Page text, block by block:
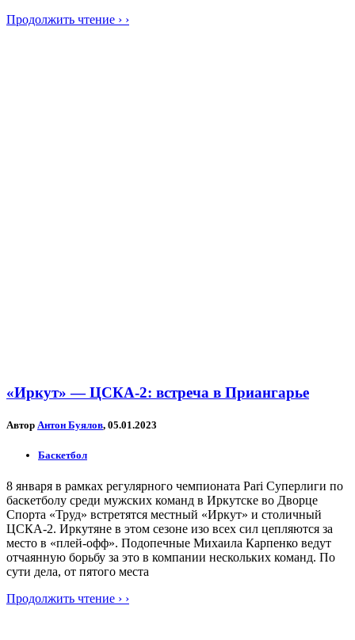
Продолжить чтение › ›
«Иркут» — ЦСКА-2: встреча в Приангарье
Автор Антон Буялов, 05.01.2023
Баскетбол
8 января в рамках регулярного чемпионата Pari Суперлиги по
баскетболу среди мужских команд в Иркутске во Дворце
Спорта «Труд» встретятся местный «Иркут» и столичный
ЦСКА-2. Иркутяне в этом сезоне изо всех сил цепляются за
место в «плей-офф». Подопечные Михаила Карпенко ведут
отчаянную борьбу за это в компании нескольких команд. По
сути дела, от пятого места
Продолжить чтение › ›